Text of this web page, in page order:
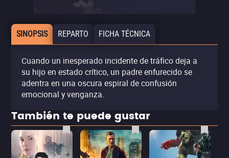
SINOPSIS REPARTO FICHA TÉCNICA
Cuando un inesperado incidente de tráfico deja a
su hijo en estado crítico, un padre enfurecido se
adentra en una oscura espiral de confusión
emocional y venganza.
También te puede gustar